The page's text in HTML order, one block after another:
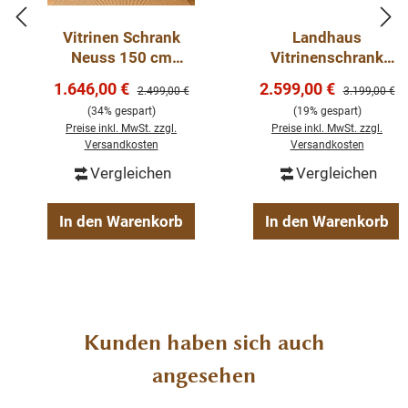
Schrankes Neuss: Landhaus-Charme gepaart mit
moderner Eleganz. Perfekt für stilvolles Präsentieren
und Aufbewahren.
Abmessung H x B x T: 220 x Korpus 240 x 50/40
Stil: Landhaus
Farbe: weiß
Konzept: Neuss
6 - Schiebetüren
2-teilig
Die Schiebetüren sind in Aluminiumschienen montiert,
Vitrinen Schrank
Neuss 150 cm
Buffet Schrank mit
Schiebetüren
Verkaufspreis:
1.646,00 € Regulärer Preis:
2.499,00 €
(34% gespart)
Preise inkl. MwSt. zzgl.
Versandkosten
Vergleichen
In den Warenkorb
Landhaus
Vitrinenschrank
Schwarz -Weiß
Buffetschrank
Verkaufspreis:
2.599,00 € Regulärer
3.199,00 €
(19% gespart)
Preise inkl. MwSt. zzgl.
Versandkosten
Vergleichen
In den Warenkorb
Produktgalerie überspringen
Kunden haben sich auch
angesehen